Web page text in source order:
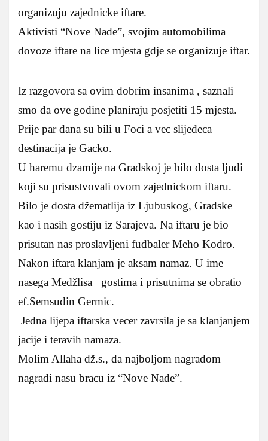
organizuju zajednicke iftare.
Aktivisti “Nove Nade”, svojim automobilima
dovoze iftare na lice mjesta gdje se organizuje iftar.
Iz razgovora sa ovim dobrim insanima , saznali
smo da ove godine planiraju posjetiti 15 mjesta.
Prije par dana su bili u Foci a vec slijedeca
destinacija je Gacko.
U haremu dzamije na Gradskoj je bilo dosta ljudi
koji su prisustvovali ovom zajednickom iftaru.
Bilo je dosta džematlija iz Ljubuskog, Gradske
kao i nasih gostiju iz Sarajeva. Na iftaru je bio
prisutan nas proslavljeni fudbaler Meho Kodro.
Nakon iftara klanjam je aksam namaz. U ime
nasega Medžlisa gostima i prisutnima se obratio
ef.Semsudin Germic.
Jedna lijepa iftarska vecer zavrsila je sa klanjanjem
jacije i teravih namaza.
Molim Allaha dž.s., da najboljom nagradom
nagradi nasu bracu iz “Nove Nade”.